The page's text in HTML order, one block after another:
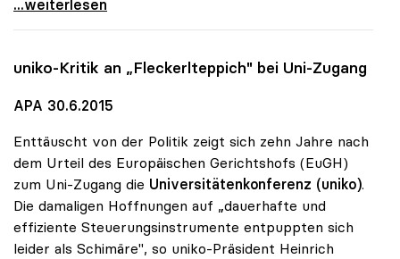
...weiterlesen
uniko-Kritik an „Fleckerlteppich" bei Uni-Zugang
APA 30.6.2015
Enttäuscht von der Politik zeigt sich zehn Jahre nach
dem Urteil des Europäischen Gerichtshofs (EuGH)
zum Uni-Zugang die Universitätenkonferenz (uniko).
Die damaligen Hoffnungen auf „dauerhafte und
effiziente Steuerungsinstrumente entpuppten sich
leider als Schimäre", so uniko-Präsident Heinrich